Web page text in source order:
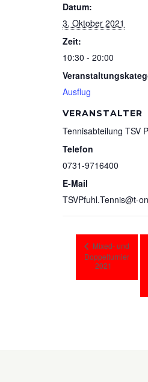
Datum:
3. Oktober 2021
Zeit:
10:30 - 20:00
Ausflug
VERANSTALTER
Tennisabteilung TSV
Telefon
0731-9716400
E-Mail
TSVPfuhl.Tennis@t-
Mixed- und
Doppelturnier
2021